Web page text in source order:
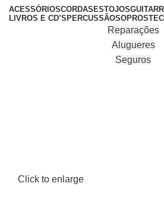
ACESSÓRIOSCORDAS ESTOJOS
LIVROS E CD’S PERCUSSÃOSOPROS
Reparações
Alugueres
Seguros
Click to enlarge